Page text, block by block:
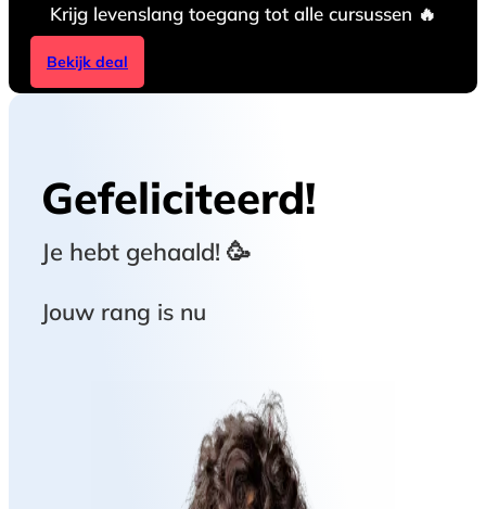
Krijg levenslang toegang tot alle cursussen 🔥
Bekijk deal
Gefeliciteerd!
Je hebt gehaald! 🥳
Jouw rang is nu